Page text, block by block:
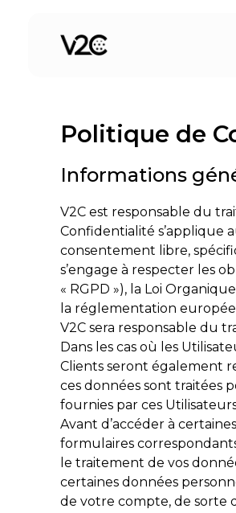
Politique de
Informations
V2C est responsable du
Confidentialité s’applique
consentement libre,
s’engage à respecter les
« RGPD »), la Loi
la réglementation
V2C sera responsable du
Dans les cas où les
Clients seront également
ces données sont traitées
fournies par ces
Avant d’accéder à
formulaires
le traitement de vos
certaines données
de votre compte, de sorte